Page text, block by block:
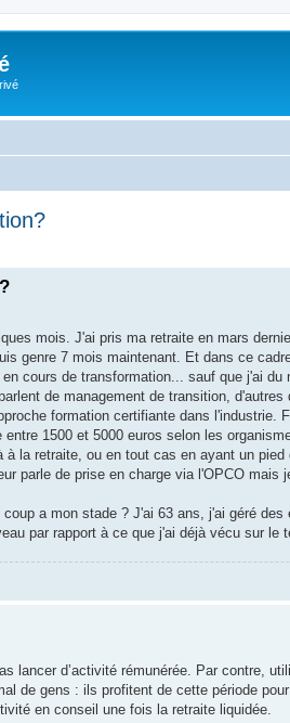
mois. J'ai pris ma retraite en mars
genre 7 mois maintenant. Et dans ce
cours de transformation... sauf que j'ai
de management de transition,
formation certifiante dans l'industrie.
1500 et 5000 euros selon les
la retraite, ou en tout cas en ayant un
parle de prise en charge via l'OPCO
a mon stade ? J'ai 63 ans, j'ai géré des
par rapport à ce que j'ai déjà vécu sur le
lancer d’activité rémunérée. Par contre,
de gens : ils profitent de cette période
en conseil une fois la retraite liquidée.